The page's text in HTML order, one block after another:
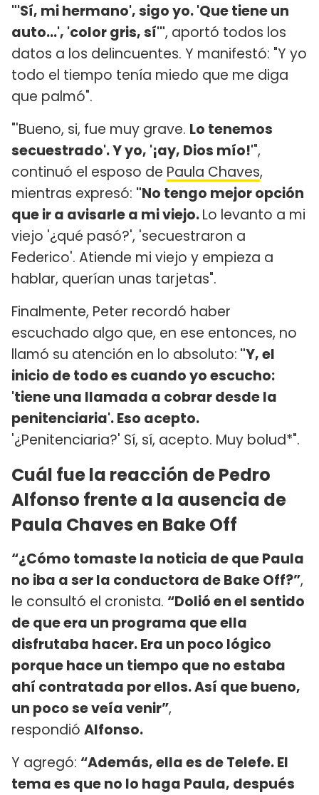
"'Sí, mi hermano', sigo yo. 'Que tiene un
auto...', 'color gris, sí'", aportó todos los
datos a los delincuentes. Y manifestó: "Y yo
todo el tiempo tenía miedo que me diga
que palmó".
"'Bueno, si, fue muy grave. Lo tenemos
secuestrado'. Y yo, '¡ay, Dios mío!'",
continuó el esposo de Paula Chaves,
mientras expresó: "No tengo mejor opción
que ir a avisarle a mi viejo.Lo levanto a mi
viejo '¿qué pasó?', 'secuestraron a
Federico'. Atiende mi viejo y empieza a
hablar, querían unas tarjetas".
Finalmente, Peter recordó haber
escuchado algo que, en ese entonces, no
llamó su atención en lo absoluto: "Y, el
inicio de todo es cuando yo escucho:
'tiene una llamada a cobrar desde la
penitenciaria'. Eso acepto.
'¿Penitenciaria?' Sí, sí, acepto. Muy bolud*".
Cuál fue la reacción de Pedro
Alfonso frente a la ausencia de
Paula Chaves en Bake Off
“¿Cómo tomaste la noticia de que Paula
no iba a ser la conductora de Bake Off?”,
le consultó el cronista. “Dolió en el sentido
de que era un programa que ella
disfrutaba hacer. Era un poco lógico
porque hace un tiempo que no estaba
ahí contratada por ellos. Así que bueno,
un poco se veía venir”,
respondió Alfonso.
Y agregó: “Además, ella es de Telefe. El
tema es que no lo haga Paula, después